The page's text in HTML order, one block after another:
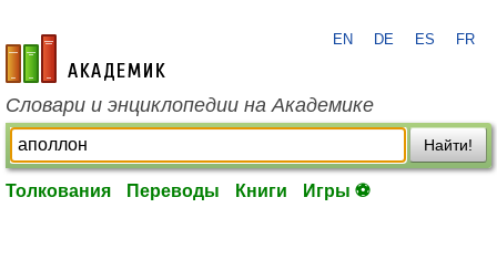
academic.ru
EN DE ES FR
Словари и энциклопедии на Академике
Найти!
Толкования Переводы Книги Игры ⚽